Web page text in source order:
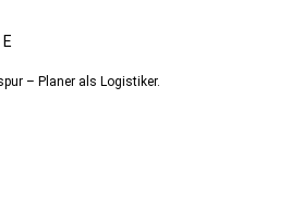
– Planer als Logistiker.